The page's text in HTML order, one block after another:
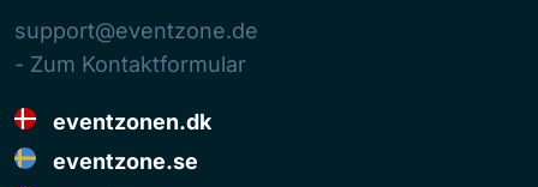
support@eventzone.de
- Zum Kontaktformular
eventzonen.dk
eventzone.se